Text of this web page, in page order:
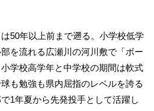
50年以上前まで遡る。小学校低学
を流れる広瀬川の河川敷で「ボー
学校高学年と中学校の期間は軟式
も勉強も県内屈指のレベルを誇る
1年夏から先発投手として活躍し